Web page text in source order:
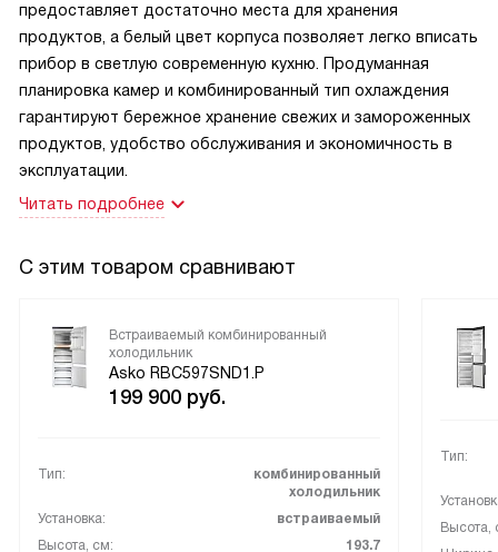
предоставляет достаточно места для хранения
продуктов, а белый цвет корпуса позволяет легко вписать
прибор в светлую современную кухню. Продуманная
планировка камер и комбинированный тип охлаждения
гарантируют бережное хранение свежих и замороженных
продуктов, удобство обслуживания и экономичность в
эксплуатации.
Читать подробнее
С этим товаром сравнивают
Встраиваемый комбинированный
холодильник
Asko RBC597SND1.P
199 900 руб.
Тип:
комбинированный
холодильник
Установка:
встраиваемый
Высота, см:
193.7
Тип:
Высота,